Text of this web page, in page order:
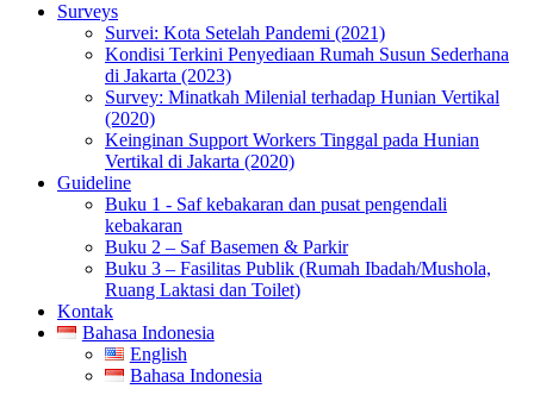
Surveys
Survei: Kota Setelah Pandemi (2021)
Kondisi Terkini Penyediaan Rumah Susun Sederhana
di Jakarta (2023)
Survey: Minatkah Milenial terhadap Hunian Vertikal
(2020)
Keinginan Support Workers Tinggal pada Hunian
Vertikal di Jakarta (2020)
Guideline
Buku 1 - Saf kebakaran dan pusat pengendali
kebakaran
Buku 2 – Saf Basemen & Parkir
Buku 3 – Fasilitas Publik (Rumah Ibadah/Mushola,
Ruang Laktasi dan Toilet)
Kontak
Bahasa Indonesia
English
Bahasa Indonesia